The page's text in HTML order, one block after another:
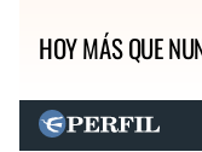
HOY MÁS QUE